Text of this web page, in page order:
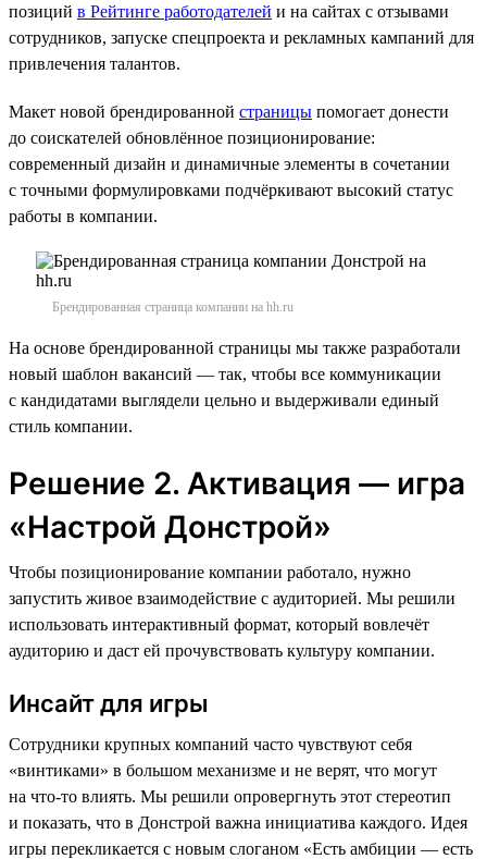
позиций в Рейтинге работодателей и на сайтах с отзывами
сотрудников, запуске спецпроекта и рекламных кампаний для
привлечения талантов.
Макет новой брендированной страницы помогает донести
до соискателей обновлённое позиционирование:
современный дизайн и динамичные элементы в сочетании
с точными формулировками подчёркивают высокий статус
работы в компании.
Брендированная страница компании на hh.ru
На основе брендированной страницы мы также разработали
новый шаблон вакансий — так, чтобы все коммуникации
с кандидатами выглядели цельно и выдерживали единый
стиль компании.
Решение 2. Активация — игра
«Настрой Донстрой»
Чтобы позиционирование компании работало, нужно
запустить живое взаимодействие с аудиторией. Мы решили
использовать интерактивный формат, который вовлечёт
аудиторию и даст ей прочувствовать культуру компании.
Инсайт для игры
Сотрудники крупных компаний часто чувствуют себя
«винтиками» в большом механизме и не верят, что могут
на что-то влиять. Мы решили опровергнуть этот стереотип
и показать, что в Донстрой важна инициатива каждого. Идея
игры перекликается с новым слоганом «Есть амбиции — есть